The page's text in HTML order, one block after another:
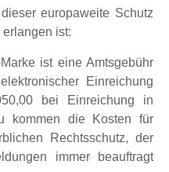
europaweite Schutz
ist:
ist eine Amtsgebühr
Einreichung
bei Einreichung in
kommen die Kosten für
Rechtsschutz, der
immer beauftragt